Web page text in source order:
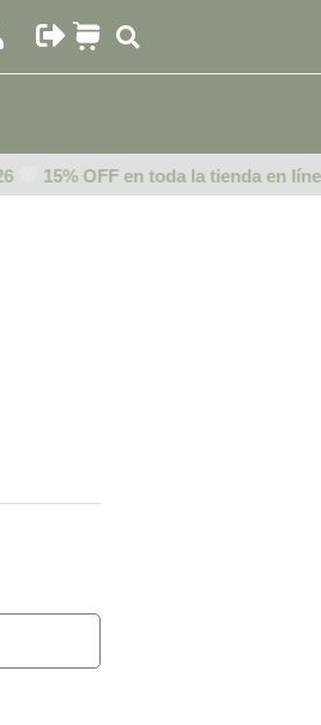
15% OFF en toda la tienda en